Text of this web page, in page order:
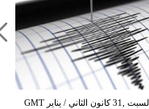
السبت ,31 كانون الثاني / يناير GMT